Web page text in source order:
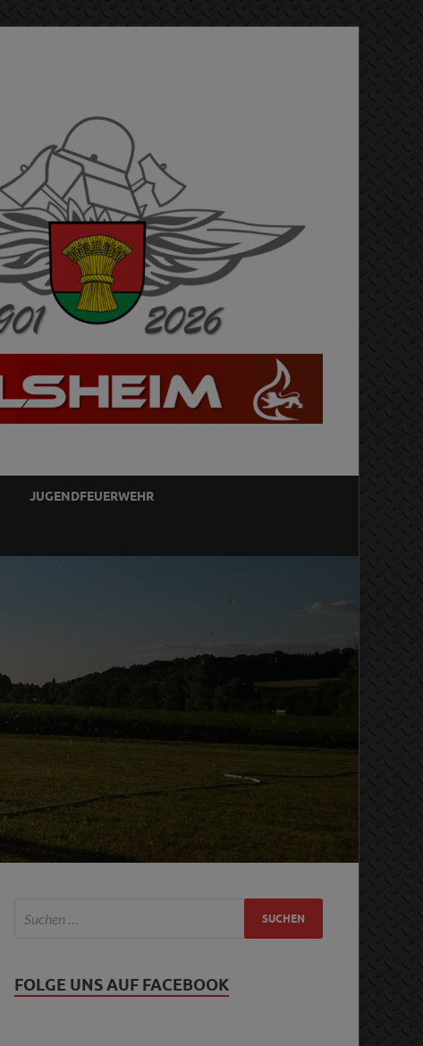
JUGENDFEUERWEHR
FOLGE UNS AUF FACEBOOK